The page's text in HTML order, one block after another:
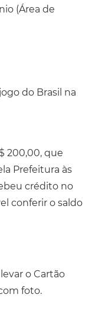
(Área de
do Brasil na
200,00, que
Prefeitura às
crédito no
conferir o saldo
o Cartão
foto.